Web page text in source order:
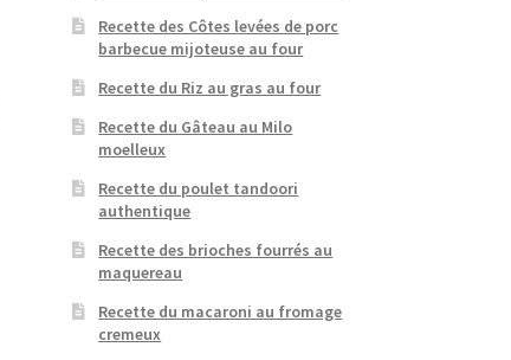
Recette des Côtes levées de porc
barbecue mijoteuse au four
Recette du Riz au gras au four
Recette du Gâteau au Milo
moelleux
Recette du poulet tandoori
authentique
Recette des brioches fourrés au
maquereau
Recette du macaroni au fromage
cremeux